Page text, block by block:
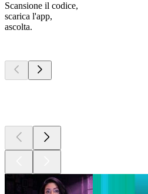
Scansione il codice,
scarica l'app,
ascolta.